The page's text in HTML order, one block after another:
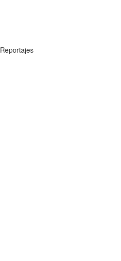
Reportajes